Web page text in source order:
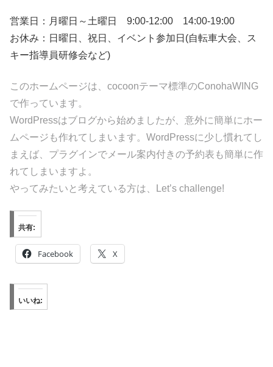
営業日：月曜日～土曜日 9:00-12:00 14:00-19:00
お休み：日曜日、祝日、イベント参加日(自転車大会、ス
キー指導員研修会など)
このホームページは、cocoonテーマ標準のConohaWING
で作っています。
WordPressはブログから始めましたが、意外に簡単にホー
ムページも作れてしまいます。WordPressに少し慣れてし
まえば、プラグインでメール案内付きの予約表も簡単に作
れてしまいますよ。
やってみたいと考えている方は、Let’s challenge!
共有:
Facebook X
いいね: